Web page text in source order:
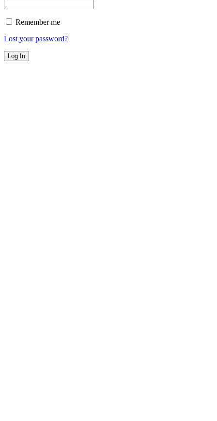
Remember me
Lost your password?